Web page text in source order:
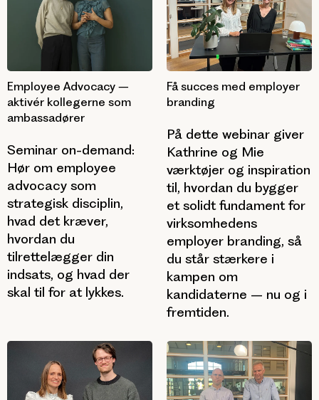
Employee Advocacy –
aktivér kollegerne som
ambassadører
Seminar on-demand:
Hør om employee
advocacy som
strategisk disciplin,
hvad det kræver,
hvordan du
tilrettelægger din
indsats, og hvad der
skal til for at lykkes.
Få succes med employer
branding
På dette webinar giver
Kathrine og Mie
værktøjer og inspiration
til, hvordan du bygger
et solidt fundament for
virksomhedens
employer branding, så
du står stærkere i
kampen om
kandidaterne – nu og i
fremtiden.